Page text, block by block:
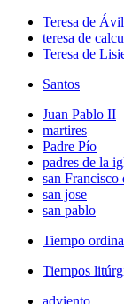
Teresa de
teresa de
Teresa de
Santos
Juan Pablo II
martires
Padre Pío
padres de la
san Francisco
san jose
san pablo
Tiempo
Tiempos
adviento